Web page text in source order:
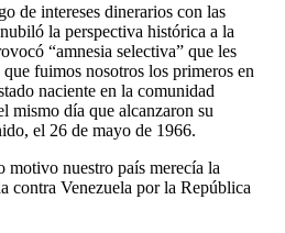
de intereses dinerarios con las
la perspectiva histórica a la
“amnesia selectiva” que les
fuimos nosotros los primeros en
naciente en la comunidad
mismo día que alcanzaron su
el 26 de mayo de 1966.
nuestro país merecía la
contra Venezuela por la República